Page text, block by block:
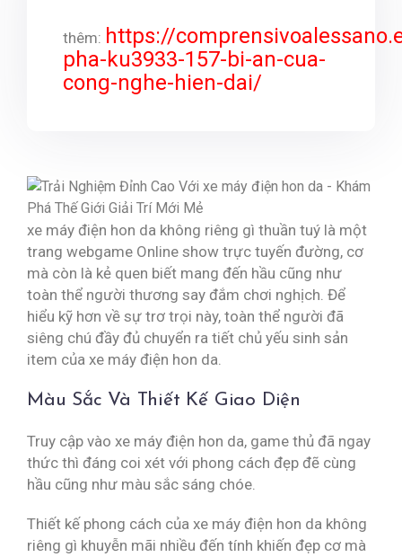
thêm: https://
pha-ku3933-157-bi-an-cua-
cong-nghe-hien-dai/
xe máy điện hon da không riêng gì thuần tuý là một
trang webgame Online show trực tuyến đường, cơ
mà còn là kẻ quen biết mang đến hầu cũng như
toàn thể người thương say đắm chơi nghịch. Để
hiểu kỹ hơn về sự trơ trọi này, toàn thể người đã
siêng chú đầy đủ chuyển ra tiết chủ yếu sinh sản
item của xe máy điện hon da.
Màu Sắc Và Thiết Kế Giao Diện
Truy cập vào xe máy điện hon da, game thủ đã ngay
thức thì đáng coi xét với phong cách đẹp đẽ cùng
hầu cũng như màu sắc sáng chóe.
Thiết kế phong cách của xe máy điện hon da không
riêng gì khuyễn mãi nhiều đến tính khiến đẹp cơ mà